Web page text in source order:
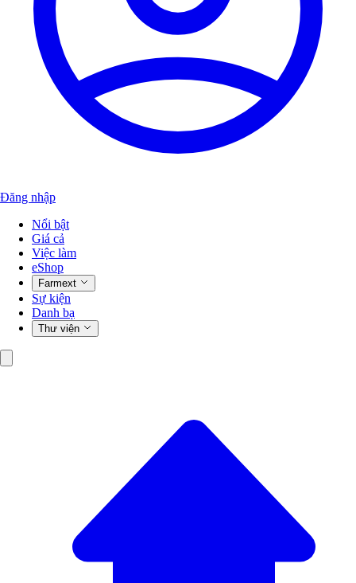
Đăng nhập
Nổi bật
Giá cả
Việc làm
eShop
Farmext
Sự kiện
Danh bạ
Thư viện